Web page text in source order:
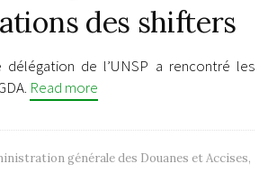
des shifters
délégation de l’UNSP a rencontré les
Read more
générale des Douanes et Accises,